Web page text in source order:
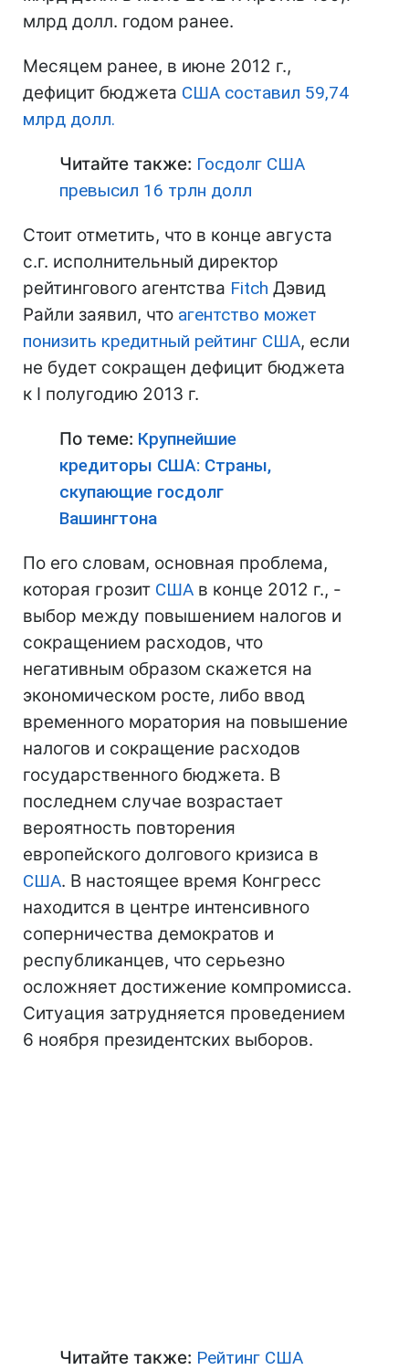
млрд долл. годом ранее.
Месяцем ранее, в июне 2012 г.,
дефицит бюджета США составил 59,74
млрд долл.
Читайте также: Госдолг США
превысил 16 трлн долл
Стоит отметить, что в конце августа
с.г. исполнительный директор
рейтингового агентства Fitch Дэвид
Райли заявил, что агентство может
понизить кредитный рейтинг США, если
не будет сокращен дефицит бюджета
к I полугодию 2013 г.
По теме: Крупнейшие
кредиторы США: Страны,
скупающие госдолг
Вашингтона
По его словам, основная проблема,
которая грозит США в конце 2012 г., -
выбор между повышением налогов и
сокращением расходов, что
негативным образом скажется на
экономическом росте, либо ввод
временного моратория на повышение
налогов и сокращение расходов
государственного бюджета. В
последнем случае возрастает
вероятность повторения
европейского долгового кризиса в
США. В настоящее время Конгресс
находится в центре интенсивного
соперничества демократов и
республиканцев, что серьезно
осложняет достижение компромисса.
Ситуация затрудняется проведением
6 ноября президентских выборов.
Читайте также: Рейтинг США